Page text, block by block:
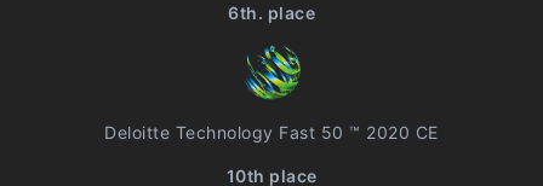
6th. place
Deloitte Technology Fast 50 ™ 2020 CE
10th place